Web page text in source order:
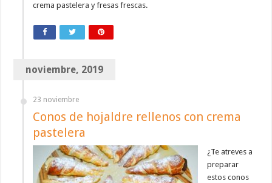
crema pastelera y fresas frescas.
noviembre, 2019
23 noviembre
Conos de hojaldre rellenos con crema
pastelera
¿Te atreves a
preparar
estos conos